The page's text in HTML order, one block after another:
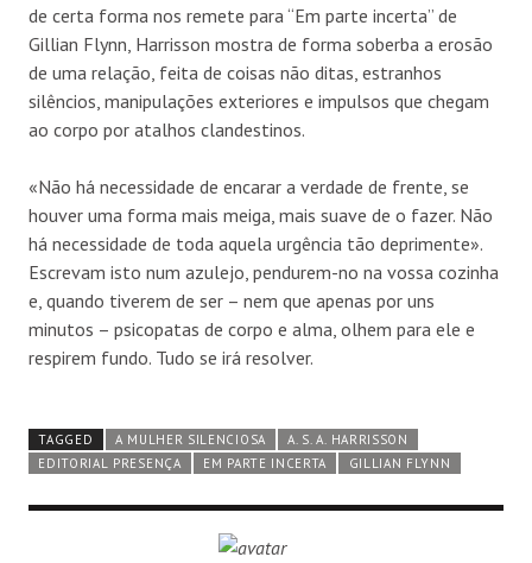
de certa forma nos remete para “Em parte incerta” de
Gillian Flynn, Harrisson mostra de forma soberba a erosão
de uma relação, feita de coisas não ditas, estranhos
silêncios, manipulações exteriores e impulsos que chegam
ao corpo por atalhos clandestinos.
«Não há necessidade de encarar a verdade de frente, se
houver uma forma mais meiga, mais suave de o fazer. Não
há necessidade de toda aquela urgência tão deprimente».
Escrevam isto num azulejo, pendurem-no na vossa cozinha
e, quando tiverem de ser – nem que apenas por uns
minutos – psicopatas de corpo e alma, olhem para ele e
respirem fundo. Tudo se irá resolver.
TAGGED A MULHER SILENCIOSA
A. S. A. HARRISSON
EDITORIAL PRESENÇA
EM PARTE INCERTA GILLIAN FLYNN